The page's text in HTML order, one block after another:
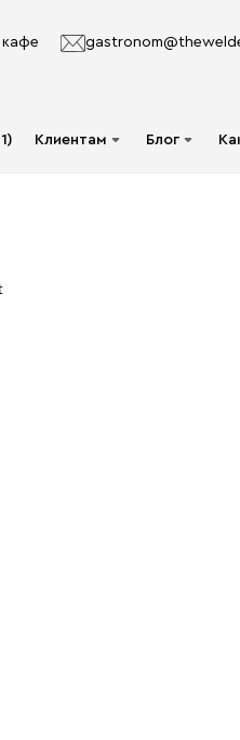
Клиентам Блог